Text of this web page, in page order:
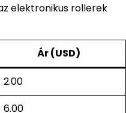
elektronikus rollerek
Ár (USD)
2.00
6.00